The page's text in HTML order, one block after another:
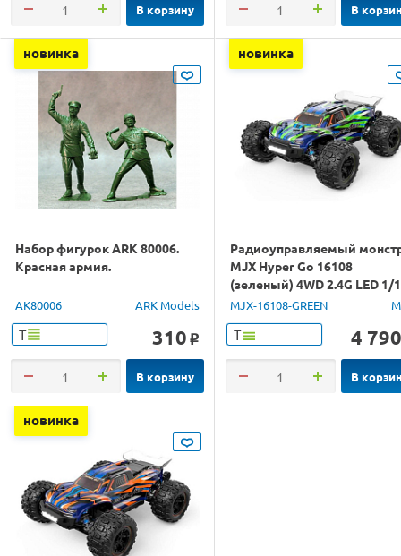
В корзину В
новинка
Набор фигурок ARK 80006.
Красная армия.
AK80006 ARK Models
Т 310 o
В корзину
новинка
Радиоуправляемый
MJX Hyper Go 16108
(зеленый) 4WD 2.4G LED 1/
RTR
MJX-16108-GREEN
Т 4 790
В
новинка